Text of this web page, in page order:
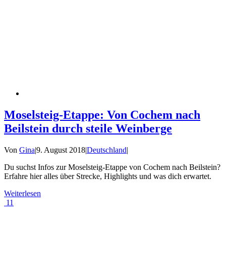
Moselsteig-Etappe: Von Cochem nach
Beilstein durch steile Weinberge
Von Gina|9. August 2018|Deutschland|
Du suchst Infos zur Moselsteig-Etappe von Cochem nach Beilstein?
Erfahre hier alles über Strecke, Highlights und was dich erwartet.
Weiterlesen
11